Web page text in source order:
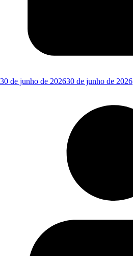
30 de junho de 202630 de junho de 2026